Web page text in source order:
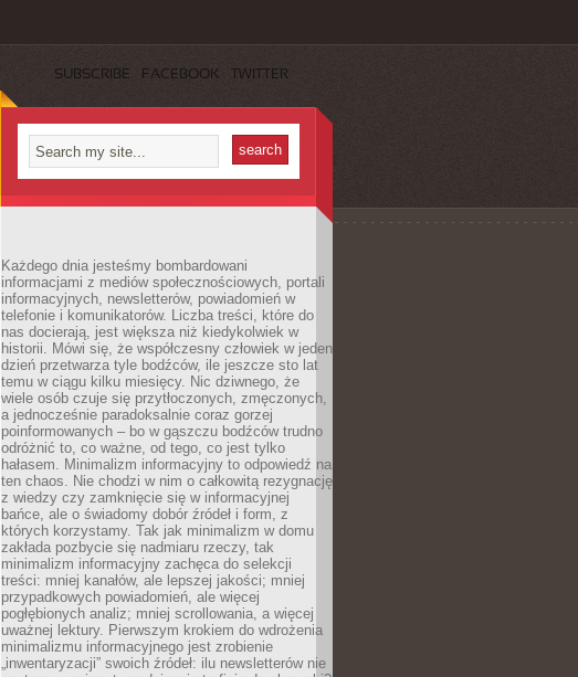
SUBSCRIBE FACEBOOK TWITTER
Każdego dnia jesteśmy bombardowani
informacjami z mediów społecznościowych, portali
informacyjnych, newsletterów, powiadomień w
telefonie i komunikatorów. Liczba treści, które do
nas docierają, jest większa niż kiedykolwiek w
historii. Mówi się, że współczesny człowiek w jeden
dzień przetwarza tyle bodźców, ile jeszcze sto lat
temu w ciągu kilku miesięcy. Nic dziwnego, że
wiele osób czuje się przytłoczonych, zmęczonych,
a jednocześnie paradoksalnie coraz gorzej
poinformowanych – bo w gąszczu bodźców trudno
odróżnić to, co ważne, od tego, co jest tylko
hałasem. Minimalizm informacyjny to odpowiedź na
ten chaos. Nie chodzi w nim o całkowitą rezygnację
z wiedzy czy zamknięcie się w informacyjnej
bańce, ale o świadomy dobór źródeł i form, z
których korzystamy. Tak jak minimalizm w domu
zakłada pozbycie się nadmiaru rzeczy, tak
minimalizm informacyjny zachęca do selekcji
treści: mniej kanałów, ale lepszej jakości; mniej
przypadkowych powiadomień, ale więcej
pogłębionych analiz; mniej scrollowania, a więcej
uważnej lektury. Pierwszym krokiem do wdrożenia
minimalizmu informacyjnego jest zrobienie
„inwentaryzacji” swoich źródeł: ilu newsletterów nie